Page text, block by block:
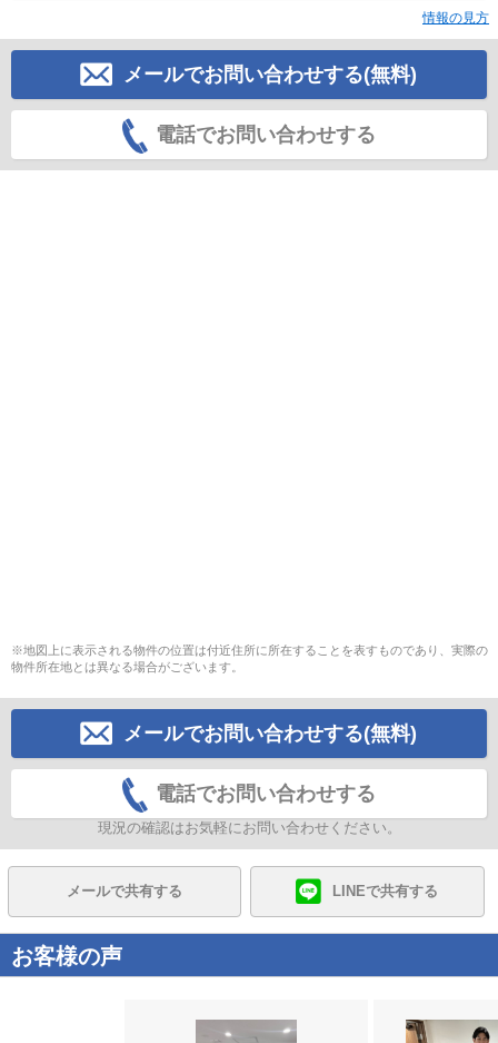
情報の見方
メールでお問い合わせする(無料)
電話でお問い合わせする
※地図上に表示される物件の位置は付近住所に所在することを表すものであり、実際の
物件所在地とは異なる場合がございます。
メールでお問い合わせする(無料)
電話でお問い合わせする
現況の確認はお気軽にお問い合わせください。
メールで共有する LINEで共有する
お客様の声